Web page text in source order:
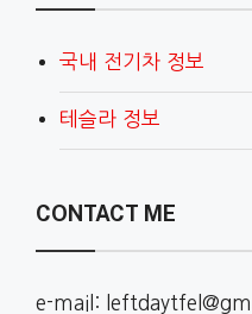
국내 전기차 정보
테슬라 정보
CONTACT ME
e-mail: